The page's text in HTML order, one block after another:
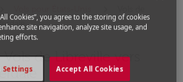
Vols de Libreville vers
pour les options populaires
All Cookies”, you agree to the storing of cookies
site navigation, analyze site usage, and
efforts.
Accept All Cookies
Settings